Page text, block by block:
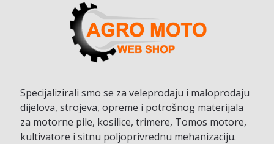
Specijalizirali smo se za veleprodaju i maloprodaju
dijelova, strojeva, opreme i potrošnog materijala
za motorne pile, kosilice, trimere, Tomos motore,
kultivatore i sitnu poljoprivrednu mehanizaciju.